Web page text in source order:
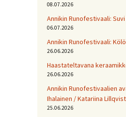
08.07.2026
Annikin Runofestivaali:
06.07.2026
Annikin Runofestivaali:
26.06.2026
Haastateltavana
26.06.2026
Annikin Runofestivaalien
Ihalainen / Katariina Lillqvist
25.06.2026